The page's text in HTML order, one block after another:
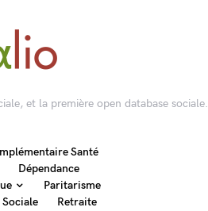
et la première open database sociale.
Santé
Dépendance
Paritarisme
Retraite